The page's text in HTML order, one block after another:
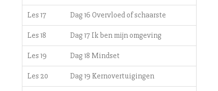
Les 17 Dag 16 Overvloed of schaarste
Les 18 Dag 17 Ik ben mijn omgeving
Les 19 Dag 18 Mindset
Les 20 Dag 19 Kernovertuigingen